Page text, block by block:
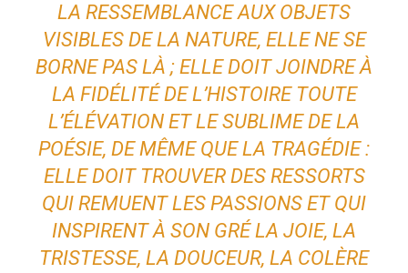
LA RESSEMBLANCE AUX OBJETS
VISIBLES DE LA NATURE, ELLE NE SE
BORNE PAS LÀ ; ELLE DOIT JOINDRE À
LA FIDÉLITÉ DE L’HISTOIRE TOUTE
L’ÉLÉVATION ET LE SUBLIME DE LA
POÉSIE, DE MÊME QUE LA TRAGÉDIE :
ELLE DOIT TROUVER DES RESSORTS
QUI REMUENT LES PASSIONS ET QUI
INSPIRENT À SON GRÉ LA JOIE, LA
TRISTESSE, LA DOUCEUR, LA COLÈRE